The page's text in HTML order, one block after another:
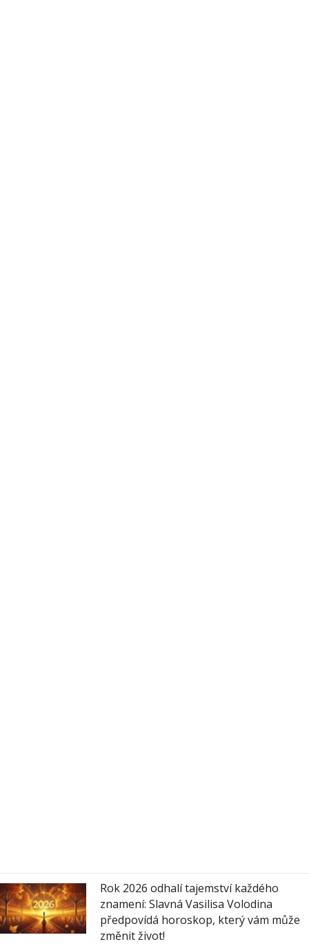
Rok 2026 odhalí tajemství každého
znamení: Slavná Vasilisa Volodina
předpovídá horoskop, který vám může
změnit život!